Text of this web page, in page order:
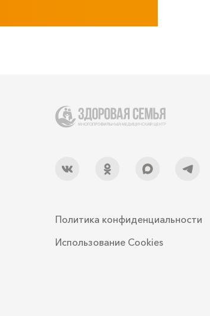
Политика конфиденциальности
Использование Cookies